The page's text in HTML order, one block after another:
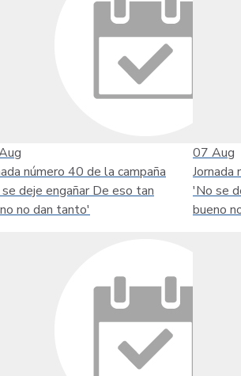
número 40 de la campaña
deje engañar De eso tan
no dan tanto'
07 Aug
Jornada
'No se
bueno